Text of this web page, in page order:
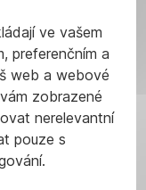
ve vašem
preferenčním a
web a webové
zobrazené
nerelevantní
pouze s